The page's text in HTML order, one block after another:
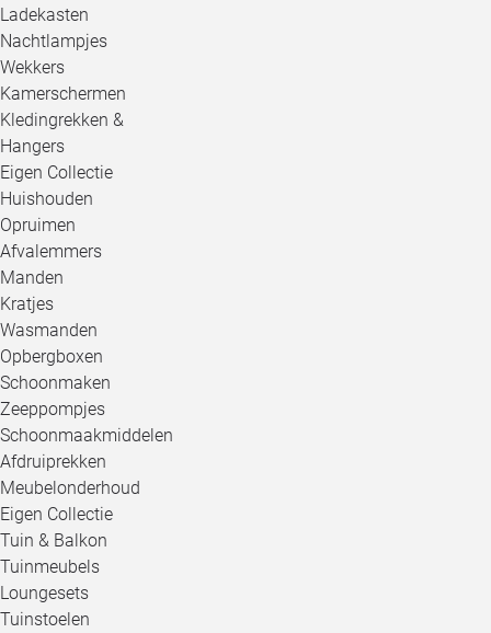
Ladekasten
Nachtlampjes
Wekkers
Kamerschermen
Kledingrekken &
Hangers
Eigen Collectie
Huishouden
Opruimen
Afvalemmers
Manden
Kratjes
Wasmanden
Opbergboxen
Schoonmaken
Zeeppompjes
Schoonmaakmiddelen
Afdruiprekken
Meubelonderhoud
Eigen Collectie
Tuin & Balkon
Tuinmeubels
Loungesets
Tuinstoelen